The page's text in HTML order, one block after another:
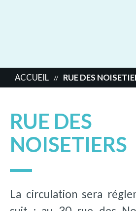
ACCUEIL // RUE DES
RUE DES
NOISETIERS
La circulation sera